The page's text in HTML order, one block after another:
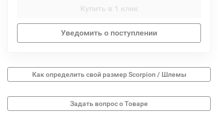
Купить в 1 клик
Уведомить о поступлении
Как определить свой размер Scorpion / Шлемы